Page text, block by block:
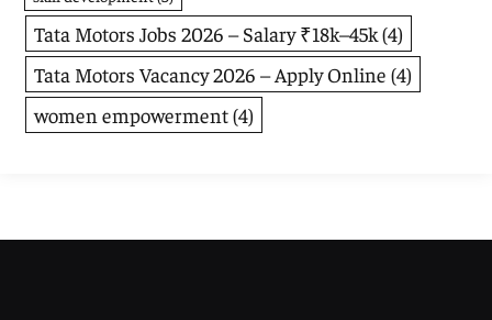
Tata Motors Jobs 2026 – Salary ₹18k–45k(4)
Tata Motors Vacancy 2026 – Apply Online (4)
women empowerment(4)